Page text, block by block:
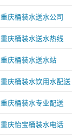
重庆桶装水送水公司
重庆桶装水送水热线
重庆桶装水送水站
重庆桶装水饮用水配送
重庆桶装水专业配送
重庆怡宝桶装水电话